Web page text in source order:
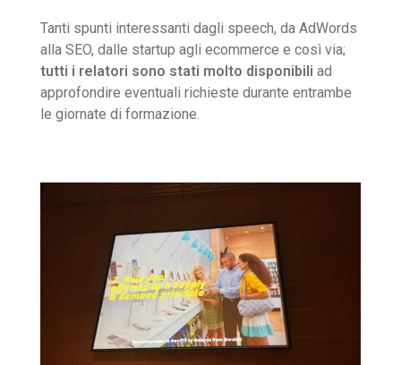
Tanti spunti interessanti dagli speech, da AdWords
alla SEO, dalle startup agli ecommerce e così via;
tutti i relatori sono stati molto disponibili ad
approfondire eventuali richieste durante entrambe
le giornate di formazione.